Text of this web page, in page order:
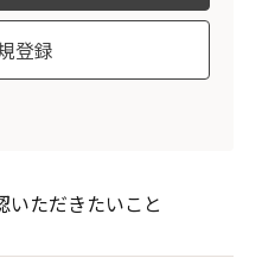
登録
いただきたいこと